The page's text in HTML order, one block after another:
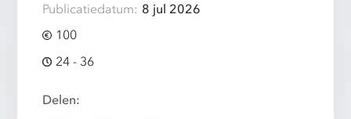
Publicatiedatum: 8 jul 2026
100
24 - 36
Delen: